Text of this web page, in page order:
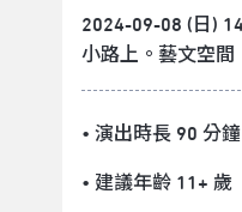
2024-09-08 (日)
小路上。藝文空間
• 演出時長 90 分鐘
• 建議年齡 11+ 歲